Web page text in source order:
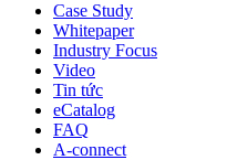
Case Study
Whitepaper
Industry Focus
Video
Tin tức
eCatalog
FAQ
A-connect